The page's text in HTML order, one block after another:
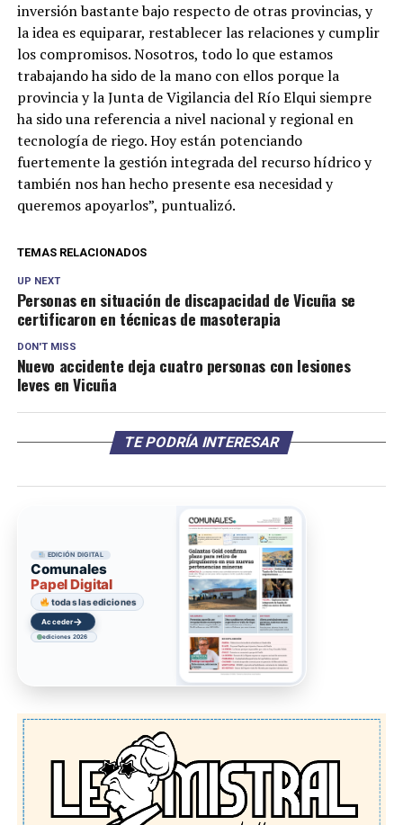
inversión bastante bajo respecto de otras provincias, y
la idea es equiparar, restablecer las relaciones y cumplir
los compromisos. Nosotros, todo lo que estamos
trabajando ha sido de la mano con ellos porque la
provincia y la Junta de Vigilancia del Río Elqui siempre
ha sido una referencia a nivel nacional y regional en
tecnología de riego. Hoy están potenciando
fuertemente la gestión integrada del recurso hídrico y
también nos han hecho presente esa necesidad y
queremos apoyarlos”, puntualizó.
TEMAS RELACIONADOS
UP NEXT
Personas en situación de discapacidad de Vicuña se
certificaron en técnicas de masoterapia
DON'T MISS
Nuevo accidente deja cuatro personas con lesiones
leves en Vicuña
TE PODRÍA INTERESAR
EDICIÓN DIGITAL
Comunales
Papel Digital
todas las ediciones
Acceder→
ediciones 2026